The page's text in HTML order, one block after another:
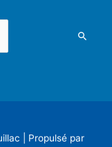
| Propulsé par